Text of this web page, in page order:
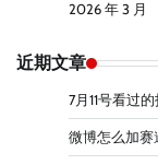
2026 年 3 月
近期文章
7月11号看过
微博怎么加赛